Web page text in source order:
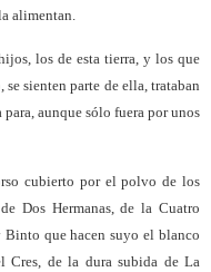
alimentan.
los de esta tierra, y los que
sienten parte de ella, trataban
aunque sólo fuera por unos
cubierto por el polvo de los
Dos Hermanas, de la Cuatro
Binto que hacen suyo el blanco
Cres, de la dura subida de La